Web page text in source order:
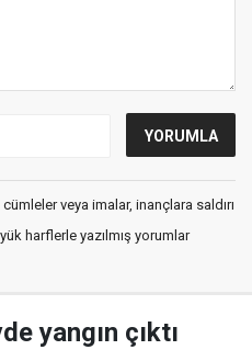
veya imalar, inançlara saldırı
harflerle yazılmış yorumlar
yangın çıktı